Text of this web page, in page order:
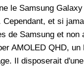
le Samsung
Cependant, et si
de Samsung et
AMOLED QHD,
Il disposerait
passage que
le Pass 30